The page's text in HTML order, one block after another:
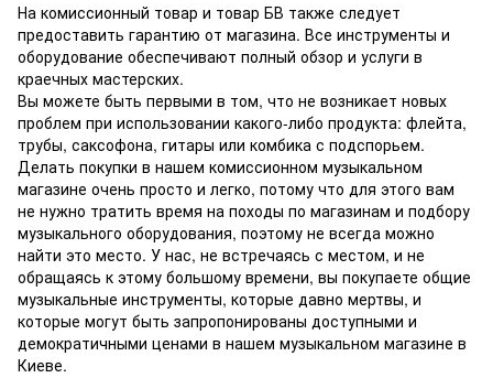
На комиссионный товар и товар БВ также следует
предоставить гарантию от магазина. Все инструменты и
оборудование обеспечивают полный обзор и услуги в
краечных мастерских.
Вы можете быть первыми в том, что не возникает новых
проблем при использовании какого-либо продукта: флейта,
трубы, саксофона, гитары или комбика с подспорьем.
Делать покупки в нашем комиссионном музыкальном
магазине очень просто и легко, потому что для этого вам
не нужно тратить время на походы по магазинам и подбору
музыкального оборудования, поэтому не всегда можно
найти это место. У нас, не встречаясь с местом, и не
обращаясь к этому большому времени, вы покупаете общие
музыкальные инструменты, которые давно мертвы, и
которые могут быть запропонированы доступными и
демократичными ценами в нашем музыкальном магазине в
Киеве.